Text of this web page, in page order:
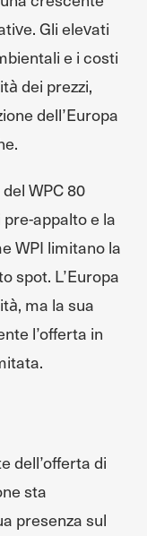
Gli elevati
e i costi
dei prezzi,
dell’Europa
WPC 80
appalto e la
WPI limitano la
spot. L’Europa
ma la sua
l’offerta in
dell’offerta di
sta
presenza sul